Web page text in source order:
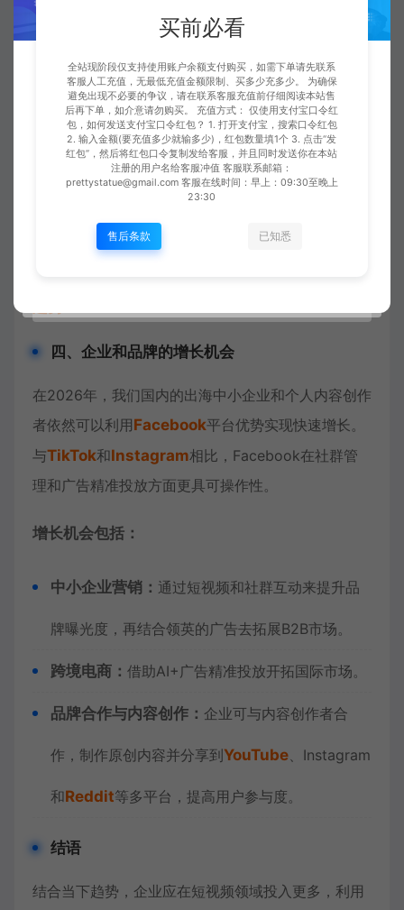
社区投放，实现覆盖面更宽广的广告来触达全球
不同的人群。
广告优化策略：在数据隐私要求下，企业需优化
转化路径，提高广告ROI。
灵活应用这些策略，可帮助企业在Facebook平台上
获得最大的营销效益。
四、企业和品牌的增长机会
在2026年，我们国内的出海中小企业和个人内容创作
者依然可以利用Facebook平台优势实现快速增长。
与TikTok和Instagram相比，Facebook在社群管
理和广告精准投放方面更具可操作性。
增长机会包括：
中小企业营销： 通过短视频和社群互动来提升品
牌曝光度，再结合领英的广告去拓展B2B市场。
跨境电商： 借助AI+广告精准投放开拓国际市场。
品牌合作与内容创作： 企业可与内容创作者合
作，制作原创内容并分享到 YouTube、Instagram
和Reddit等多平台，提高用户参与度。
结语
结合当下趋势，企业应在短视频领域投入更多，利用
买前必看
全站现阶段仅支持使用账户余额支付购买，如需下单请先联系
客服人工充值，无最低充值金额限制、买多少充多少。 为确保
避免出现不必要的争议，请在联系客服充值前仔细阅读本站售
后再下单，如介意请勿购买。 充值方式： 仅使用支付宝口令红
包，如何发送支付宝口令红包？ 1. 打开支付宝，搜索口令红包
2. 输入金额(要充值多少就输多少)，红包数量填1个 3. 点击“发
红包”，然后将红包口令复制发给客服，并且同时发送你在本站
注册的用户名给客服冲值 客服联系邮箱：
prettystatue@gmail.com 客服在线时间：早上：09:30至晚上
23:30
售后条款 已知悉